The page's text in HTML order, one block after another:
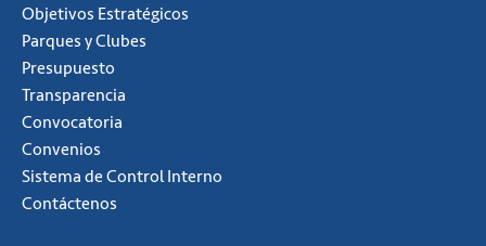
Objetivos Estratégicos
Parques y Clubes
Presupuesto
Transparencia
Convocatoria
Convenios
Sistema de Control Interno
Contáctenos